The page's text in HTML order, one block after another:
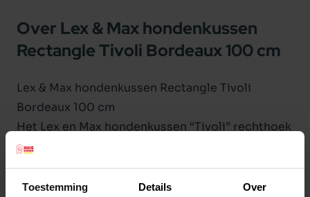
Toestemming Details Over
Over Lex & Max hondenkussen
Rectangle Tivoli Bordeaux 100 cm
Lex & Max hondenkussen Rectangle Tivoli
Bordeaux 100 cm
Het Lex en Max hondenkussen “Tivoli” rechthoek
100 x 70 cm is mooi door zijn eenvoud. Een mand
of bak is niet nodig voor dit model. Het
hondenkussen kan rechtstreeks op de grond